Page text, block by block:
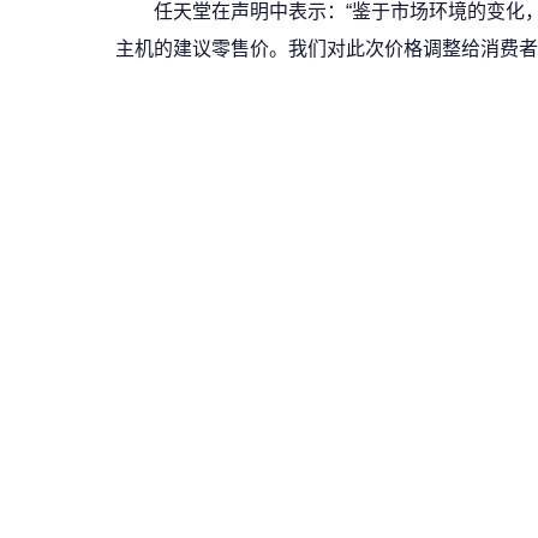
任天堂在声明中表示：“鉴于市场环境的变
主机的建议零售价。我们对此次价格调整给消费